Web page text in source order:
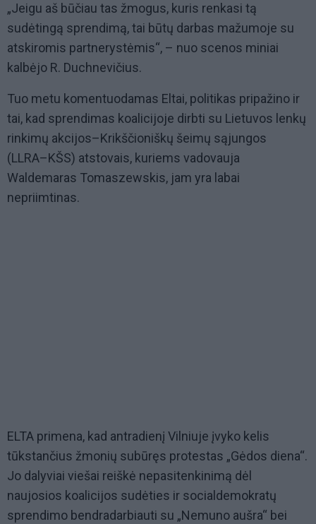
„Jeigu aš būčiau tas žmogus, kuris renkasi tą
sudėtingą sprendimą, tai būtų darbas mažumoje su
atskiromis partnerystėmis“, – nuo scenos miniai
kalbėjo R. Duchnevičius.
Tuo metu komentuodamas Eltai, politikas pripažino ir
tai, kad sprendimas koalicijoje dirbti su Lietuvos lenkų
rinkimų akcijos–Krikščioniškų šeimų sąjungos
(LLRA–KŠS) atstovais, kuriems vadovauja
Waldemaras Tomaszewskis, jam yra labai
nepriimtinas.
ELTA primena, kad antradienį Vilniuje įvyko kelis
tūkstančius žmonių subūręs protestas „Gėdos diena“.
Jo dalyviai viešai reiškė nepasitenkinimą dėl
naujosios koalicijos sudėties ir socialdemokratų
sprendimo bendradarbiauti su „Nemuno aušra“ bei